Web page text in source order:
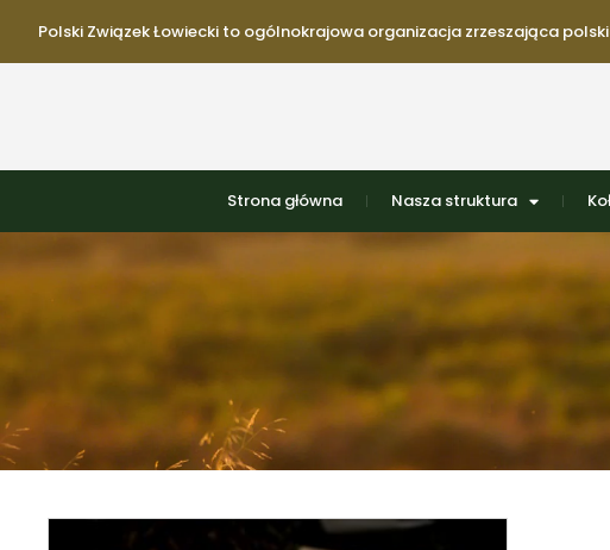
Polski Związek Łowiecki to ogólnokrajowa organizacja zrzeszająca
Strona główna Nasza struktura